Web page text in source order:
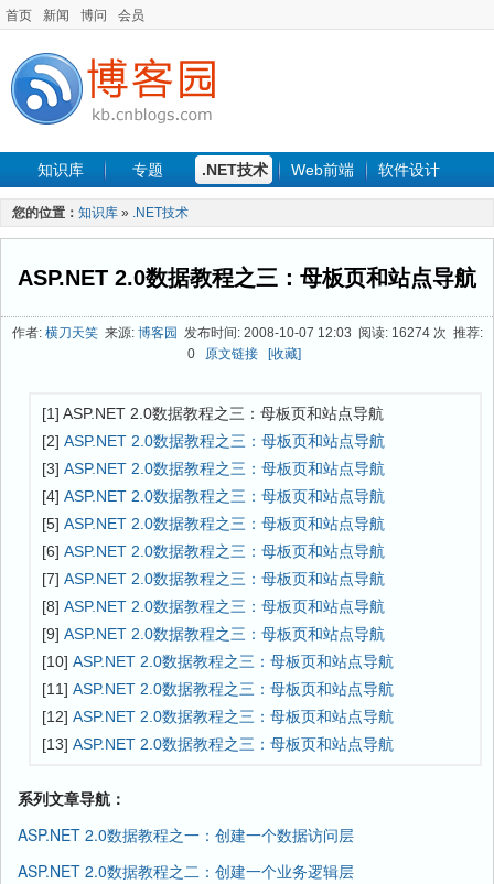
首页 新闻 博问 会员
知识库 专题 .NET技术 Web前端 软件设计
手机开发 软件工程
最新文章
您的位置： 知识库 » .NET技术
ASP.NET 2.0数据教程之三：母板页和站点导航
作者: 横刀天笑来源: 博客园 发布时间: 2008-10-07 12:03 阅读: 16274 次 推荐:
0
原文链接 [收藏]
[1] ASP.NET 2.0数据教程之三：母板页和站点导航
[2] ASP.NET 2.0数据教程之三：母板页和站点导航
[3] ASP.NET 2.0数据教程之三：母板页和站点导航
[4] ASP.NET 2.0数据教程之三：母板页和站点导航
[5] ASP.NET 2.0数据教程之三：母板页和站点导航
[6] ASP.NET 2.0数据教程之三：母板页和站点导航
[7] ASP.NET 2.0数据教程之三：母板页和站点导航
[8] ASP.NET 2.0数据教程之三：母板页和站点导航
[9] ASP.NET 2.0数据教程之三：母板页和站点导航
[10] ASP.NET 2.0数据教程之三：母板页和站点导航
[11] ASP.NET 2.0数据教程之三：母板页和站点导航
[12] ASP.NET 2.0数据教程之三：母板页和站点导航
[13] ASP.NET 2.0数据教程之三：母板页和站点导航
系列文章导航：
ASP.NET 2.0数据教程之一：创建一个数据访问层
ASP.NET 2.0数据教程之二：创建一个业务逻辑层